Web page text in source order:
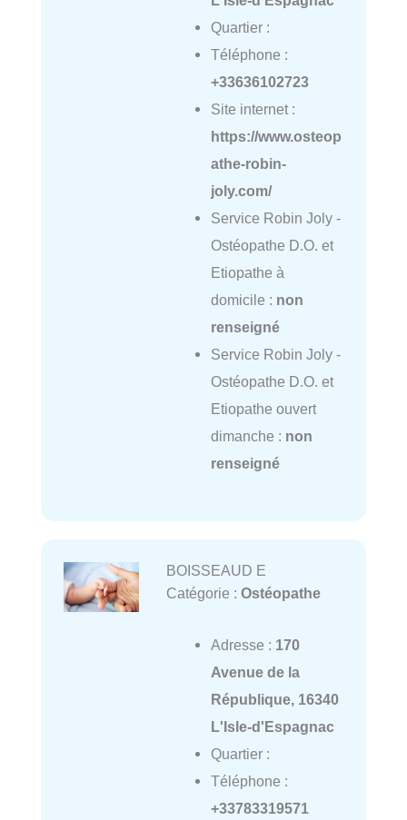
Quartier :
Téléphone :
+33636102723
Site internet :
https://www.osteop
athe-robin-
joly.com/
Service Robin Joly -
Ostéopathe D.O. et
Etiopathe à
domicile : non
renseigné
Service Robin Joly -
Ostéopathe D.O. et
Etiopathe ouvert
dimanche : non
renseigné
BOISSEAUD E
Catégorie : Ostéopathe
Adresse : 170
Avenue de la
République, 16340
L'Isle-d'Espagnac
Quartier :
Téléphone :
+33783319571